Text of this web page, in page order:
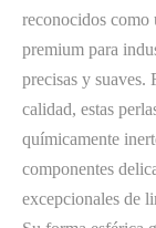
reconocidos
premium para
precisas y suaves.
calidad, estas
químicamente
componentes
excepcionales de